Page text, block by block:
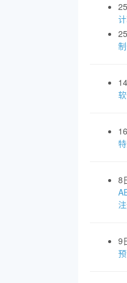
8
9